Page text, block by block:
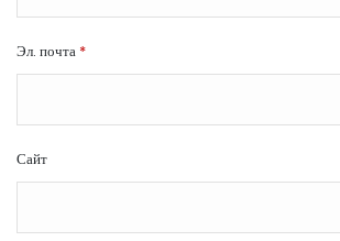
Эл. почта *
Сайт